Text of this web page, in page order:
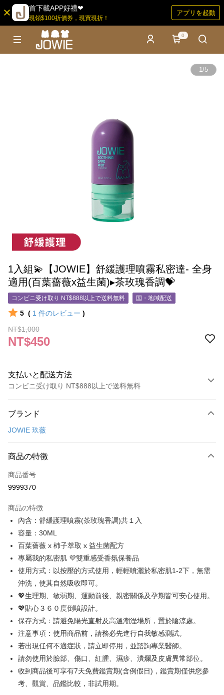
首下載APP好禮❤
現領$100折價券，現買現折！
アプリを起動
0
1/5
1入組💫【JOWIE】舒緩護理噴霧私密達- 全身
適用(百葉薔薇x益生菌)▸茶玫瑰香調💝
コンビニ受け取り NT$888以上で送料無料 国・地域配送
5 ( 1 件のレビュー )
NT$1,000
NT$450
支払いと配送方法
コンビニ受け取り NT$888以上で送料無料
クレジットカード1回払い
LINE Pay
Apple Pay
ATM払い
配送方法
全家取貨付款
付款後全家取貨
配送毎にNT$100、NT$888以上で送料無料
7-11取貨付款
配送毎にNT$100、NT$888以上で送料無料
付款後7-11取貨
配送毎にNT$100、NT$888以上で送料無料
新竹物流
ブランド
JOWIE 玖薇
商品の特徴
商品番号
9999370
商品の特徴
內含：舒緩護理噴霧(茶玫瑰香調)共１入
容量：30ML
百葉薔薇 x 杮子萃取 x 益生菌配方
專屬我的私密肌 💜雙重感受香氛保養品
使用方式：以按壓的方式使用，輕輕噴灑於私密肌1-2下，無需
沖洗，使其自然吸收即可。
💖生理期、敏弱期、運動前後、親密關係及孕期皆可安心使用。
💖貼心３６０度倒噴設計。
保存方式：請避免陽光直射及高溫潮溼場所，置於陰涼處。
注意事項：使用商品前，請務必先進行自我敏感測試。
若出現任何不適症狀，請立即停用，並諮詢專業醫師。
請勿使用於臉部、傷口、紅腫、濕疹、潰爛及皮膚異常部位。
收到商品後可享有7天免費鑑賞期(含例假日)，鑑賞期僅供您參
考、觀賞、品鑑比較，非試用期。